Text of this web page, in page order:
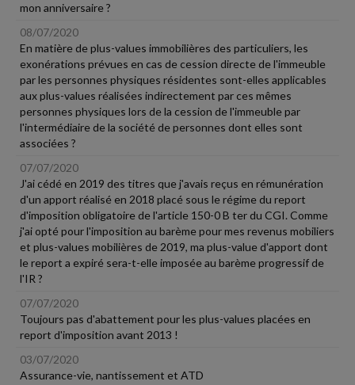
mon anniversaire ?
08/07/2020
En matière de plus-values immobilières des particuliers, les
exonérations prévues en cas de cession directe de l'immeuble
par les personnes physiques résidentes sont-elles applicables
aux plus-values réalisées indirectement par ces mêmes
personnes physiques lors de la cession de l'immeuble par
l'intermédiaire de la société de personnes dont elles sont
associées ?
07/07/2020
J'ai cédé en 2019 des titres que j'avais reçus en rémunération
d'un apport réalisé en 2018 placé sous le régime du report
d'imposition obligatoire de l'article 150-0 B ter du CGI. Comme
j'ai opté pour l'imposition au barème pour mes revenus mobiliers
et plus-values mobilières de 2019, ma plus-value d'apport dont
le report a expiré sera-t-elle imposée au barème progressif de
l'IR ?
07/07/2020
Toujours pas d'abattement pour les plus-values placées en
report d'imposition avant 2013 !
03/07/2020
Assurance-vie, nantissement et ATD